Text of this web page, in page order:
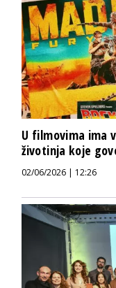
U filmovima ima
životinja koje
02/06/2026 | 12:26